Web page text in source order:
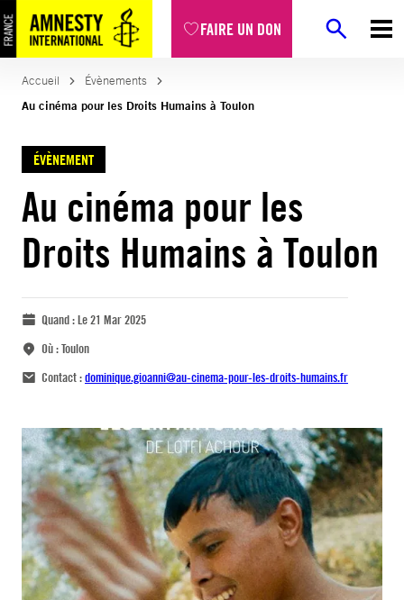
FAIRE UN DON
Accueil
Évènements
Au cinéma pour les Droits Humains à Toulon
ÉVÈNEMENT
Au cinéma pour les
Droits Humains à Toulon
Quand :Le 21 Mar 2025
Où :Toulon
Contact :dominique.gioanni@au-cinema-pour-les-droits-humains.fr